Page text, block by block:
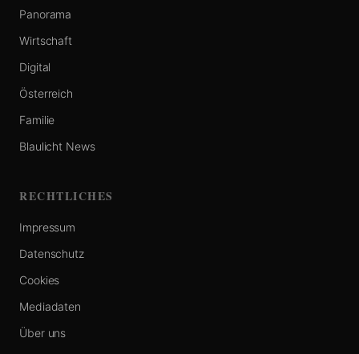
Panorama
Wirtschaft
Digital
Österreich
Familie
Blaulicht News
RECHTLICHES
Impressum
Datenschutz
Cookies
Mediadaten
Über uns